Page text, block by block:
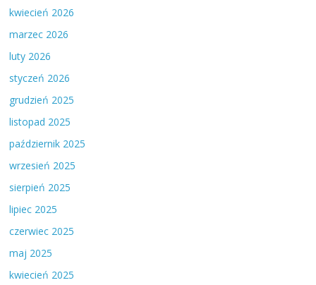
kwiecień 2026
marzec 2026
luty 2026
styczeń 2026
grudzień 2025
listopad 2025
październik 2025
wrzesień 2025
sierpień 2025
lipiec 2025
czerwiec 2025
maj 2025
kwiecień 2025